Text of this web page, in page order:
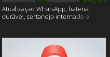
Atualização WhatsApp, bateria
durável, sertanejo internado e